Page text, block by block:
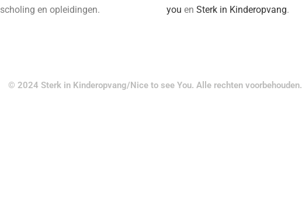
scholing en opleidingen.
you en Sterk in Kinderopvang.
© 2024 Sterk in Kinderopvang/Nice to see You. Alle rechten voorbehouden.